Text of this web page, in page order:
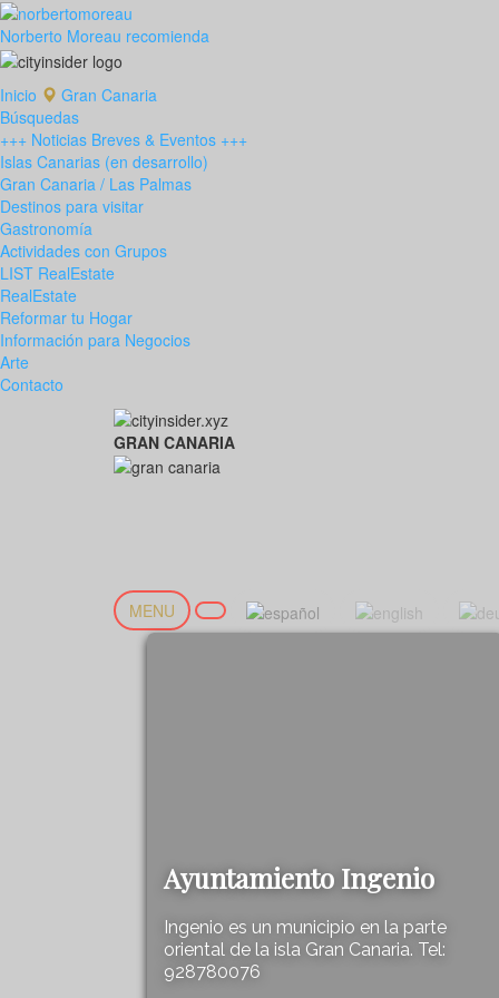
Norberto Moreau recomienda
Inicio
Gran Canaria
Búsquedas
+++ Noticias Breves & Eventos +++
Islas Canarias (en desarrollo)
Gran Canaria / Las Palmas
Destinos para visitar
Gastronomía
Actividades con Grupos
LIST RealEstate
RealEstate
Reformar tu Hogar
Información para Negocios
Arte
Contacto
GRAN CANARIA
MENU
Ayuntamiento Ingenio
Ingenio es un municipio en la parte
oriental de la isla Gran Canaria. Tel:
928780076